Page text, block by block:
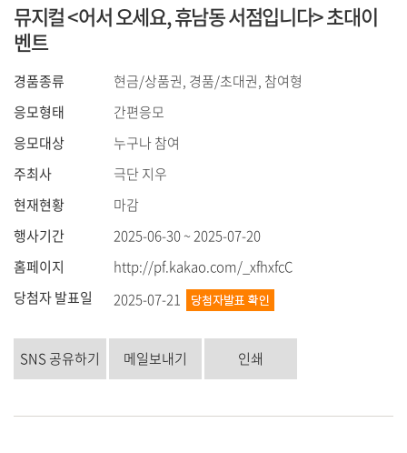
뮤지컬 <어서 오세요, 휴남동 서점입니다> 초대이
벤트
경품종류
현금/상품권, 경품/초대권, 참여형
응모형태
간편응모
응모대상
누구나 참여
주최사
극단 지우
현재현황
마감
행사기간
2025-06-30 ~ 2025-07-20
홈페이지
http://pf.kakao.com/_xfhxfcC
당첨자 발표일
2025-07-21
SNS 공유하기 메일보내기 인쇄